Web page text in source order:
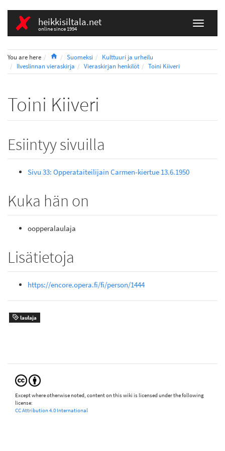
heikkisiltala.net
online since 1994
You are here HomeSuomeksi
Kulttuuri ja urheilu
Ilveslinnan vieraskirja
Vieraskirjan henkilöt Toini Kiiveri
Toini Kiiveri
Esiintyy sivuilla
Sivu 33: Opperataiteilijain Carmen-kiertue 13.6.1950
Kuka hän on
oopperalaulaja
Lisätietoja
https://encore.opera.fi/fi/person/1444
laulaja
Except where otherwise noted, content on this wiki is licensed under the following
license:
CC Attribution 4.0 International